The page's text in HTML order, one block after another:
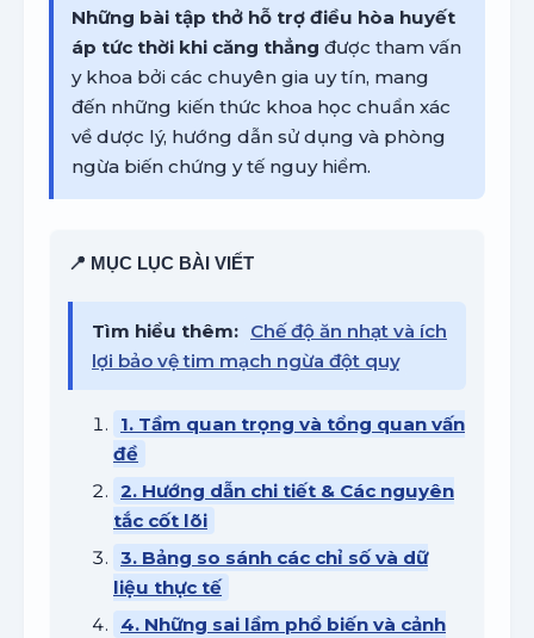
Những bài tập thở hỗ trợ điều hòa huyết
áp tức thời khi căng thẳng được tham vấn
y khoa bởi các chuyên gia uy tín, mang
đến những kiến thức khoa học chuẩn xác
về dược lý, hướng dẫn sử dụng và phòng
ngừa biến chứng y tế nguy hiểm.
📍 MỤC LỤC BÀI VIẾT
Tìm hiểu thêm: Chế độ ăn nhạt và ích
lợi bảo vệ tim mạch ngừa đột quỵ
1. Tầm quan trọng và tổng quan vấn
đề
2. Hướng dẫn chi tiết & Các nguyên
tắc cốt lõi
3. Bảng so sánh các chỉ số và dữ
liệu thực tế
4. Những sai lầm phổ biến và cảnh